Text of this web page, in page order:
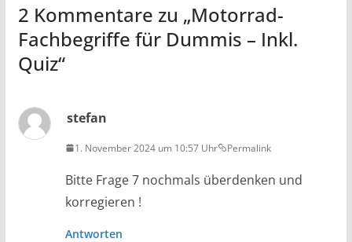
2 Kommentare zu „Motorrad-
Fachbegriffe für Dummis – Inkl.
Quiz“
stefan
1. November 2024 um 10:57 Uhr Permalink
Bitte Frage 7 nochmals überdenken und
korregieren !
Antworten